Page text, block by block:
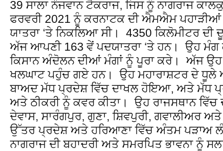
39 ਸਾਲਾ ਨੌਜਵਾਨ ਟੈਕਰਾਜ, ਜਿਸ ਨੂੰ ਨਾਗਰਾਜ
ਫਰਵਰੀ 2021 ਨੂੰ ਕਰਨਾਟਕ ਦੀ ਐਮਐਮ
ਯਾਤਰਾ ‘ਤੇ ਨਿਕਲਿਆ ਸੀ। 4350 ਕਿਲੋਮੀਟਰ
ਅੱਜ ਆਪਣੀ 163 ਵੇਂ ਪਦਯਾਤਰਾ ‘ਤੇ ਹਨ। ਉਹ ਮੰਗ
ਕਿਸਾਨ ਅੰਦੋਲਨ ਦੀਆਂ ਮੰਗਾਂ ਨੂੰ ਪੂਰਾ ਕਰੇ। ਅੱਜ ਉਹ
ਖਲਘਾਟ ਪਹੁੰਚ ਗਏ ਹਨ। ਉਹ ਮਹਾਰਾਸ਼ਟਰ ਦੇ ਧੂਲੇ
ਬਾਅਦ ਮੱਧ ਪ੍ਰਦੇਸ਼ ਵਿੱਚ ਦਾਖਲ ਹੋਇਆ, ਅਤੇ ਮੱਧ
ਅਤੇ ਠੀਕਰੀ ਨੂੰ ਕਵਰ ਕੀਤਾ। ਉਹ ਰਾਜਸਥਾਨ
ਦੇਵਾਸ, ਸਾਰੰਗਪੁਰ, ਗੁਣਾ, ਸ਼ਿਵਪੁਰੀ, ਗਵਾਲੀਅਰ
ਉੱਤਰ ਪ੍ਰਦੇਸ਼ ਅਤੇ ਹਰਿਆਣਾ ਵਿੱਚ ਅੰਤਮ ਪੜਾਅ
ਨਾਗਰਾਜ ਦੀ ਬਹਾਦਰੀ ਅਤੇ ਸਮਰਪਿਤ ਭਾਵਨਾ ਨੂੰ